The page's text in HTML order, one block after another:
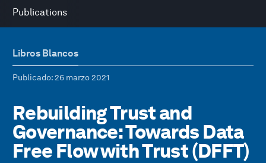
Publications
Libros Blancos
Publicado: 26 marzo 2021
Rebuilding Trust and
Governance: Towards Data
Free Flow with Trust (DFFT)